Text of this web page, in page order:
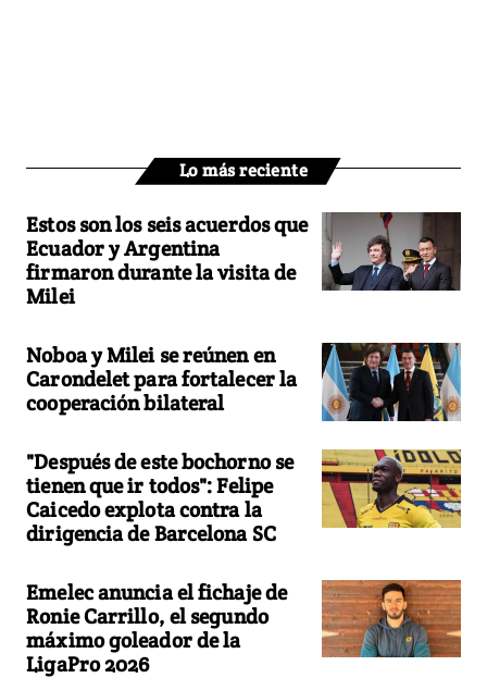
Lo más reciente
Estos son los seis acuerdos que
Ecuador y Argentina
firmaron durante la visita de
Milei
Noboa y Milei se reúnen en
Carondelet para fortalecer la
cooperación bilateral
"Después de este bochorno se
tienen que ir todos": Felipe
Caicedo explota contra la
dirigencia de Barcelona SC
Emelec anuncia el fichaje de
Ronie Carrillo, el segundo
máximo goleador de la
LigaPro 2026